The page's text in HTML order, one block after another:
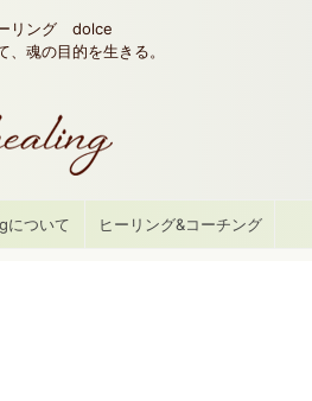
リング dolce
魂の目的を生きる。
について ヒーリング&コーチング